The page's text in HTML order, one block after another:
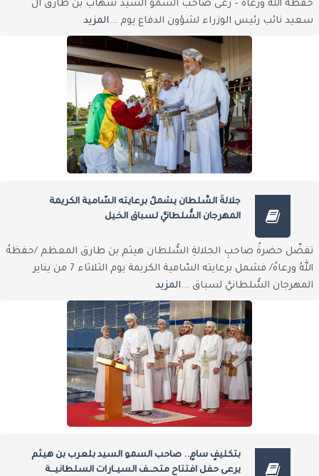
حفظهُ اللهُ ورعاهُ - رعى صاحب السمو السيّد شهاب بن طارق آل
سعيد نائب رئيس الوزراء لشؤون الدفاع يوم ... المزيد
جلالةُ السُّلطان يشملُ برعايته السّامية الكريمة
المهرجان السُّلطانيَّ لسباق الخيل
تفضّل حضرةُ صاحبِ الجلالةِ السُّلطان هيثم بن طارق المعظم /حفظهُ
اللهُ ورعاهُ/ فشمل برعايته السّامية الكريمة يوم الثلاثاء 7 من يناير
المهرجان السُّلطانيَّ لسباق ... المزيد
بتكليفٍ سامٍ.. صاحب السمو السيد بلعرب بن هيثم
يرعى حفل افتتاح متحـــف السيــارات السلطانيـــة